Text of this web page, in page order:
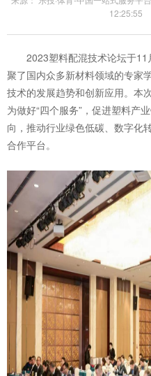
12:25:55
2023塑料配混技术论坛于11
聚了国内众多新材料领域的专家
技术的发展趋势和创新应用。本
为做好“四个服务”，促进塑料产
向，推动行业绿色低碳、数字化
合作平台。